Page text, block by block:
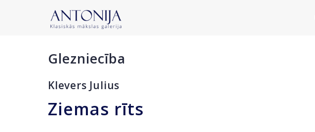
Glezniecība
Klevers Julius
Ziemas rīts